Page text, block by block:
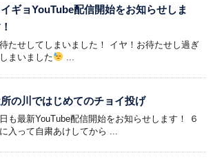
ギョYouTube配信開始をお知らせしま
たせしてしまいました！ イヤ！お待たせし過ぎ
まいました
の川ではじめてのチョイ投げ
も最新YouTube配信開始をお知らせします！ ６
入って自粛あけしてから ...